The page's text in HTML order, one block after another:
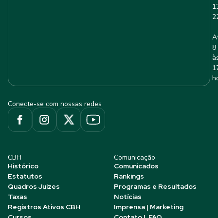
8
Conecte-se com nossas redes
CBH
Histórico
Estatutos
Quadros Juízes
Taxas
Registros Ativos CBH
Comunicação
Comunicados
Rankings
Programas e Resultados
Notícias
Imprensa | Marketing